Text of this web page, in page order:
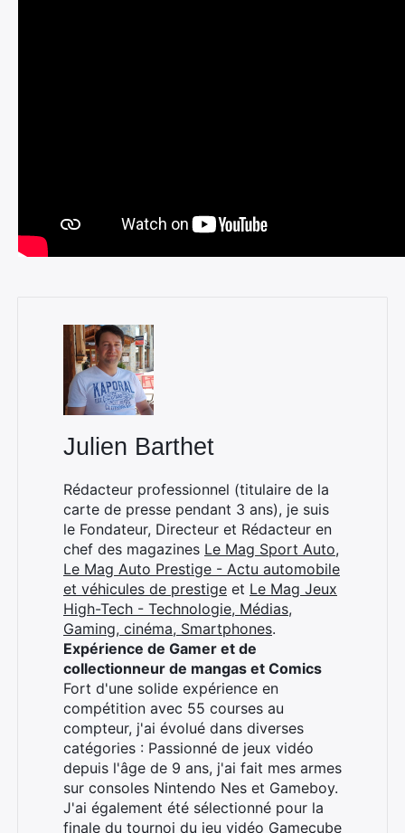
Julien Barthet
Rédacteur professionnel (titulaire de la
carte de presse pendant 3 ans), je suis
le Fondateur, Directeur et Rédacteur en
chef des magazines Le Mag Sport Auto,
Le Mag Auto Prestige - Actu automobile
et véhicules de prestige et Le Mag Jeux
High-Tech - Technologie, Médias,
Gaming, cinéma, Smartphones.
Expérience de Gamer et de
collectionneur de mangas et Comics
Fort d'une solide expérience en
compétition avec 55 courses au
compteur, j'ai évolué dans diverses
catégories : Passionné de jeux vidéo
depuis l'âge de 9 ans, j'ai fait mes armes
sur consoles Nintendo Nes et Gameboy.
J'ai également été sélectionné pour la
finale du tournoi du jeu vidéo Gamecube